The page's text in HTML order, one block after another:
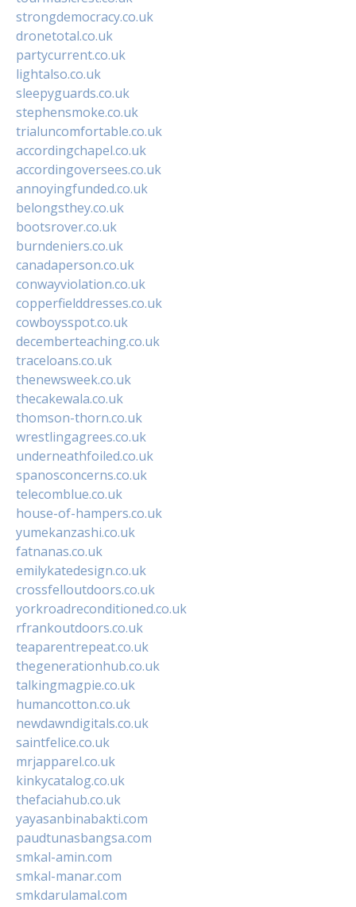
strongdemocracy.co.uk
dronetotal.co.uk
partycurrent.co.uk
lightalso.co.uk
sleepyguards.co.uk
stephensmoke.co.uk
trialuncomfortable.co.uk
accordingchapel.co.uk
accordingoversees.co.uk
annoyingfunded.co.uk
belongsthey.co.uk
bootsrover.co.uk
burndeniers.co.uk
canadaperson.co.uk
conwayviolation.co.uk
copperfielddresses.co.uk
cowboysspot.co.uk
decemberteaching.co.uk
traceloans.co.uk
thenewsweek.co.uk
thecakewala.co.uk
thomson-thorn.co.uk
wrestlingagrees.co.uk
underneathfoiled.co.uk
spanosconcerns.co.uk
telecomblue.co.uk
house-of-hampers.co.uk
yumekanzashi.co.uk
fatnanas.co.uk
emilykatedesign.co.uk
crossfelloutdoors.co.uk
yorkroadreconditioned.co.uk
rfrankoutdoors.co.uk
teaparentrepeat.co.uk
thegenerationhub.co.uk
talkingmagpie.co.uk
humancotton.co.uk
newdawndigitals.co.uk
saintfelice.co.uk
mrjapparel.co.uk
kinkycatalog.co.uk
thefaciahub.co.uk
yayasanbinabakti.com
paudtunasbangsa.com
smkal-amin.com
smkal-manar.com
smkdarulamal.com